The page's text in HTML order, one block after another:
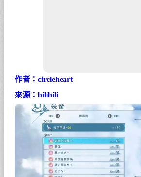
作者：circleheart
來源：bilibili